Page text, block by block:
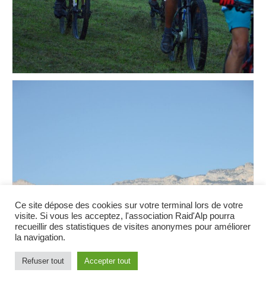
Ce site dépose des cookies sur votre terminal lors de votre
visite. Si vous les acceptez, l'association Raid'Alp pourra
recueillir des statistiques de visites anonymes pour améliorer
la navigation.
Refuser tout Accepter tout